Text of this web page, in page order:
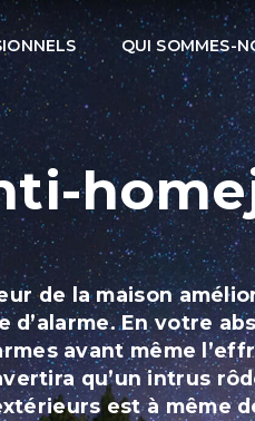
QUI SOMMES-
de la maison
d’alarme. En votre
avant même
qu’un intrus
est à même